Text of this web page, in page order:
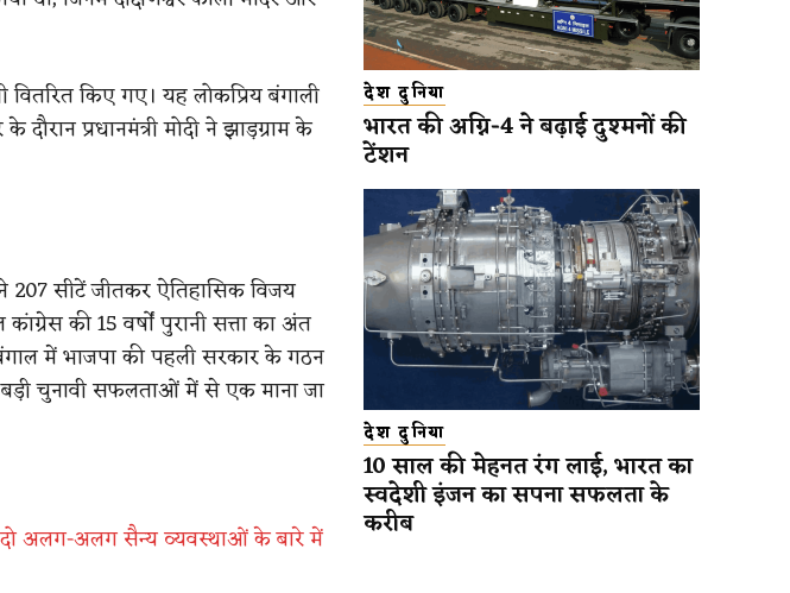
किए गए। यह लोकप्रिय बंगाली
प्रधानमंत्री मोदी ने झाड़ग्राम के
207 सीटें जीतकर ऐतिहासिक विजय
की 15 वर्षों पुरानी सत्ता का अंत
में भाजपा की पहली सरकार के गठन
बड़ी चुनावी सफलताओं में से एक माना जा
अलग-अलग सैन्य व्यवस्थाओं के बारे में
देश दुनिया
भारत की अग्नि-4 ने बढ़ाई दुश्मनों की
टेंशन
देश दुनिया
10 साल की मेहनत रंग लाई, भारत का
स्वदेशी इंजन का सपना सफलता के
करीब